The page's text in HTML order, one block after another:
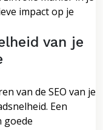
impact op je
van je
van de SEO van je
Een
goede